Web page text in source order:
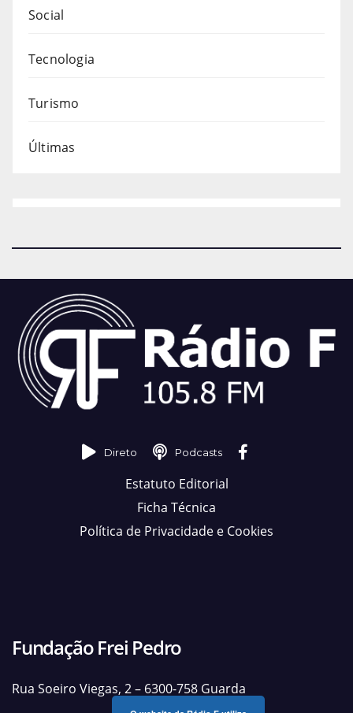
Social
Tecnologia
Turismo
Últimas
Direto Podcasts
Estatuto Editorial
Ficha Técnica
Política de Privacidade e Cookies
Fundação Frei Pedro
Rua Soeiro Viegas, 2 – 6300-758 Guarda